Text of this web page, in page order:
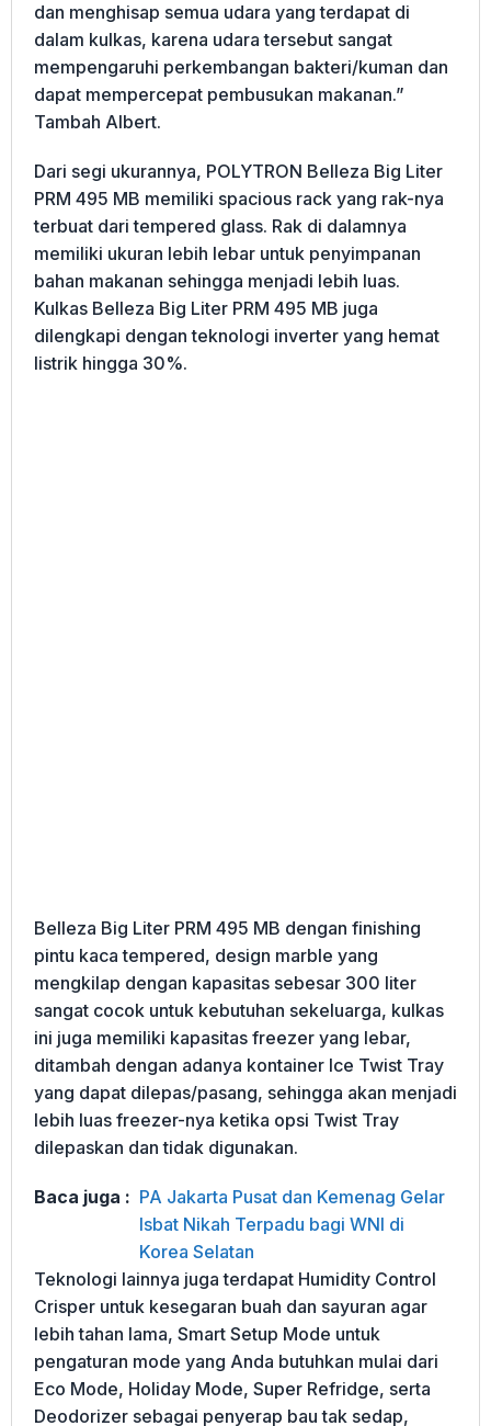
dan menghisap semua udara yang terdapat di
dalam kulkas, karena udara tersebut sangat
mempengaruhi perkembangan bakteri/kuman dan
dapat mempercepat pembusukan makanan.”
Tambah Albert.
Dari segi ukurannya, POLYTRON Belleza Big Liter
PRM 495 MB memiliki spacious rack yang rak-nya
terbuat dari tempered glass. Rak di dalamnya
memiliki ukuran lebih lebar untuk penyimpanan
bahan makanan sehingga menjadi lebih luas.
Kulkas Belleza Big Liter PRM 495 MB juga
dilengkapi dengan teknologi inverter yang hemat
listrik hingga 30%.
Belleza Big Liter PRM 495 MB dengan finishing
pintu kaca tempered, design marble yang
mengkilap dengan kapasitas sebesar 300 liter
sangat cocok untuk kebutuhan sekeluarga, kulkas
ini juga memiliki kapasitas freezer yang lebar,
ditambah dengan adanya kontainer Ice Twist Tray
yang dapat dilepas/pasang, sehingga akan menjadi
lebih luas freezer-nya ketika opsi Twist Tray
dilepaskan dan tidak digunakan.
Baca juga : PA Jakarta Pusat dan Kemenag Gelar
Isbat Nikah Terpadu bagi WNI di
Korea Selatan
Teknologi lainnya juga terdapat Humidity Control
Crisper untuk kesegaran buah dan sayuran agar
lebih tahan lama, Smart Setup Mode untuk
pengaturan mode yang Anda butuhkan mulai dari
Eco Mode, Holiday Mode, Super Refridge, serta
Deodorizer sebagai penyerap bau tak sedap,